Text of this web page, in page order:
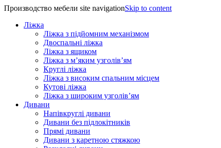
Производство мебели site navigationSkip to content
Ліжка
Ліжка з підйомним механізмом
Двоспальні ліжка
Ліжка з ящиком
Ліжка з м’яким узголів’ям
Круглі ліжка
Ліжка з високим спальним місцем
Кутові ліжка
Ліжка з широким узголів’ям
Дивани
Напівкруглі дивани
Дивани без підлокітників
Прямі дивани
Дивани з каретною стяжкою